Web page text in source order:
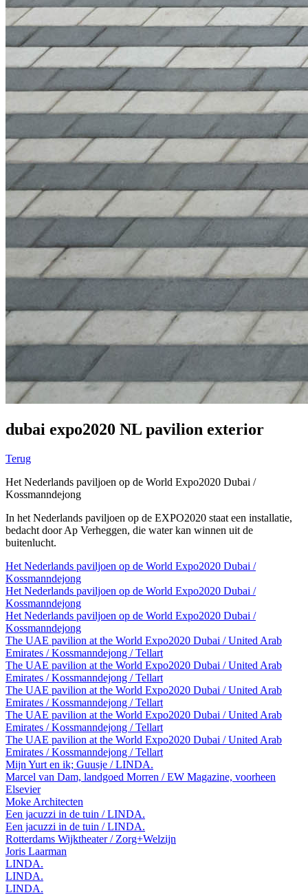
dubai expo2020 NL pavilion exterior
Terug
Het Nederlands paviljoen op de World Expo2020 Dubai /
Kossmanndejong
In het Nederlands paviljoen op de EXPO2020 staat een installatie,
bedacht door Ap Verheggen, die water kan winnen uit de
buitenlucht.
Het Nederlands paviljoen op de World Expo2020 Dubai /
Kossmanndejong
Het Nederlands paviljoen op de World Expo2020 Dubai /
Kossmanndejong
Het Nederlands paviljoen op de World Expo2020 Dubai /
Kossmanndejong
The UAE pavilion at the World Expo2020 Dubai / United Arab
Emirates / Kossmanndejong / Tellart
The UAE pavilion at the World Expo2020 Dubai / United Arab
Emirates / Kossmanndejong / Tellart
The UAE pavilion at the World Expo2020 Dubai / United Arab
Emirates / Kossmanndejong / Tellart
The UAE pavilion at the World Expo2020 Dubai / United Arab
Emirates / Kossmanndejong / Tellart
The UAE pavilion at the World Expo2020 Dubai / United Arab
Emirates / Kossmanndejong / Tellart
Mijn Yurt en ik; Guusje / LINDA.
Marcel van Dam, landgoed Morren / EW Magazine, voorheen
Elsevier
Moke Architecten
Een jacuzzi in de tuin / LINDA.
Een jacuzzi in de tuin / LINDA.
Rotterdams Wijktheater / Zorg+Welzijn
Joris Laarman
LINDA.
LINDA.
LINDA.